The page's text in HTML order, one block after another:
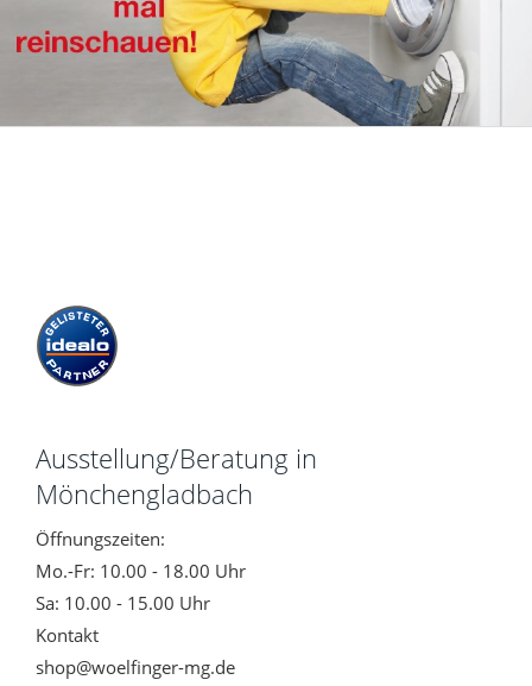
Ausstellung/Beratung in
Mönchengladbach
Öffnungszeiten:
Mo.-Fr: 10.00 - 18.00 Uhr
Sa: 10.00 - 15.00 Uhr
Kontakt
shop@woelfinger-mg.de